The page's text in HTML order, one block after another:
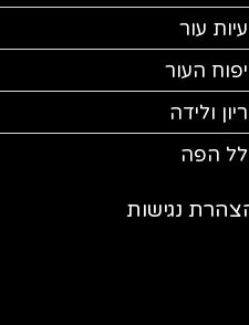
עור
העור
ולידה
הפה
נגישות